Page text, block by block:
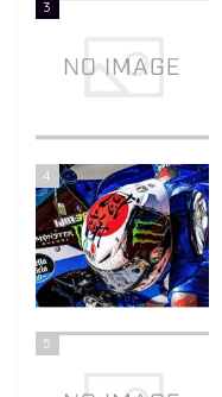
3
4
5